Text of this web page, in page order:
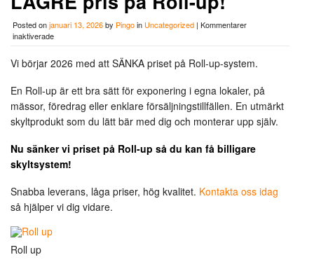
Posted onjanuari 13, 2026by Pingoin Uncategorized | Kommentarer
inaktiveradeför
på
up!
Vi börjar 2026 med att SÄNKA priset på Roll-up-system.
En Roll-up är ett bra sätt för exponering i egna lokaler, på
mässor, föredrag eller enklare försäljningstillfällen. En utmärkt
skyltprodukt som du lätt bär med dig och monterar upp själv.
Nu sänker vi priset på Roll-up så du kan få billigare
skyltsystem!
Snabba leverans, låga priser, hög kvalitet. Kontakta oss idag
så hjälper vi dig vidare.
Roll up